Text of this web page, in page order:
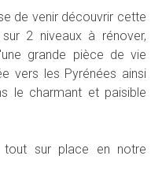
de venir découvrir cette
2 niveaux à rénover,
grande pièce de vie
vers les Pyrénées ainsi
le charmant et paisible
sur place en notre